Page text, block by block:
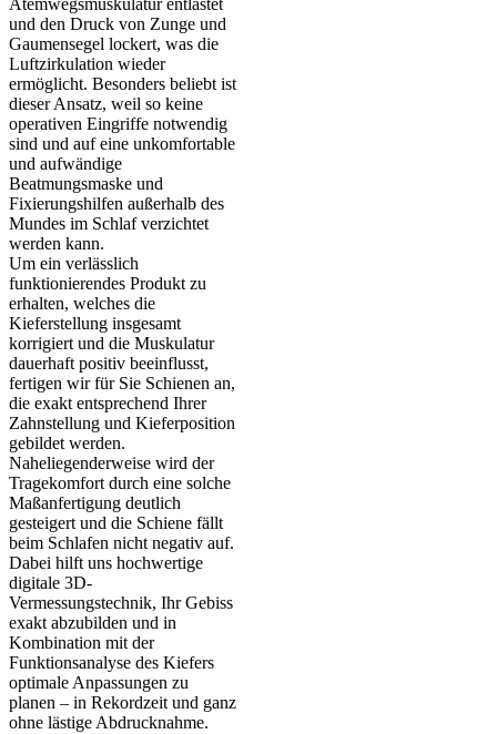
Atemwegsmuskulatur entlastet
und den Druck von Zunge und
Gaumensegel lockert, was die
Luftzirkulation wieder
ermöglicht. Besonders beliebt ist
dieser Ansatz, weil so keine
operativen Eingriffe notwendig
sind und auf eine unkomfortable
und aufwändige
Beatmungsmaske und
Fixierungshilfen außerhalb des
Mundes im Schlaf verzichtet
werden kann.
Um ein verlässlich
funktionierendes Produkt zu
erhalten, welches die
Kieferstellung insgesamt
korrigiert und die Muskulatur
dauerhaft positiv beeinflusst,
fertigen wir für Sie Schienen an,
die exakt entsprechend Ihrer
Zahnstellung und Kieferposition
gebildet werden.
Naheliegenderweise wird der
Tragekomfort durch eine solche
Maßanfertigung deutlich
gesteigert und die Schiene fällt
beim Schlafen nicht negativ auf.
Dabei hilft uns hochwertige
digitale 3D-
Vermessungstechnik, Ihr Gebiss
exakt abzubilden und in
Kombination mit der
Funktionsanalyse des Kiefers
optimale Anpassungen zu
planen – in Rekordzeit und ganz
ohne lästige Abdrucknahme.